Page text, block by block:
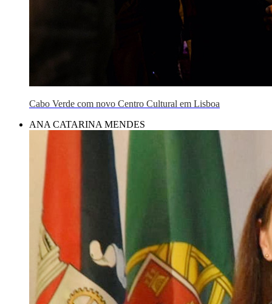
Cabo Verde com novo Centro Cultural em Lisboa
ANA CATARINA MENDES